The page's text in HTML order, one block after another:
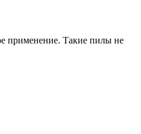
применение. Такие пилы не